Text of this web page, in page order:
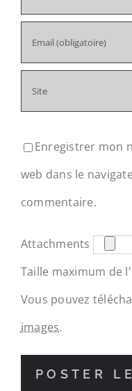
Enregistrer mon
web dans le
commentaire.
Attachments
Taille maximum de
Vous pouvez
images.